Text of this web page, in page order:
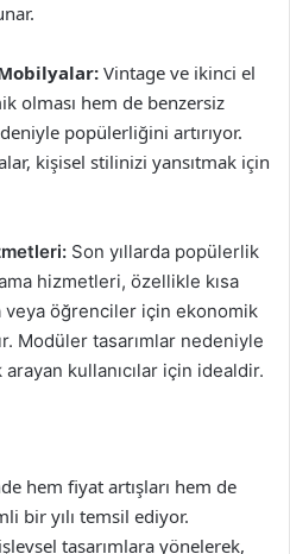
Vintage ve ikinci el
olması hem de benzersiz
popülerliğini artırıyor.
kişisel stilinizi yansıtmak için
Son yıllarda popülerlik
hizmetleri, özellikle kısa
veya öğrenciler için ekonomik
Modüler tasarımlar nedeniyle
kullanıcılar için idealdir.
hem fiyat artışları hem de
bir yılı temsil ediyor.
tasarımlara yönelerek,